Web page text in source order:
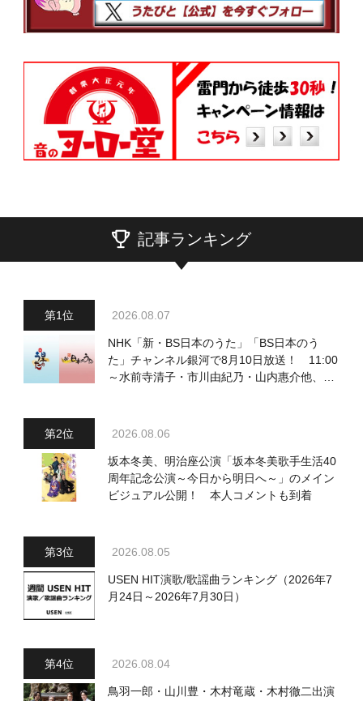
記事ランキング
2026.08.07
NHK「新・BS日本のうた」「BS日本のう
た」チャンネル銀河で8月10日放送！ 11:00
～水前寺清子・市川由紀乃・山内惠介他、
2026.08.06
坂本冬美、明治座公演「坂本冬美歌手生活40
周年記念公演～今日から明日へ～」のメイン
ビジュアル公開！ 本人コメントも到着
2026.08.05
USEN HIT演歌/歌謡曲ランキング（2026年7
月24日～2026年7月30日）
2026.08.04
鳥羽一郎・山川豊・木村竜蔵・木村徹二出演